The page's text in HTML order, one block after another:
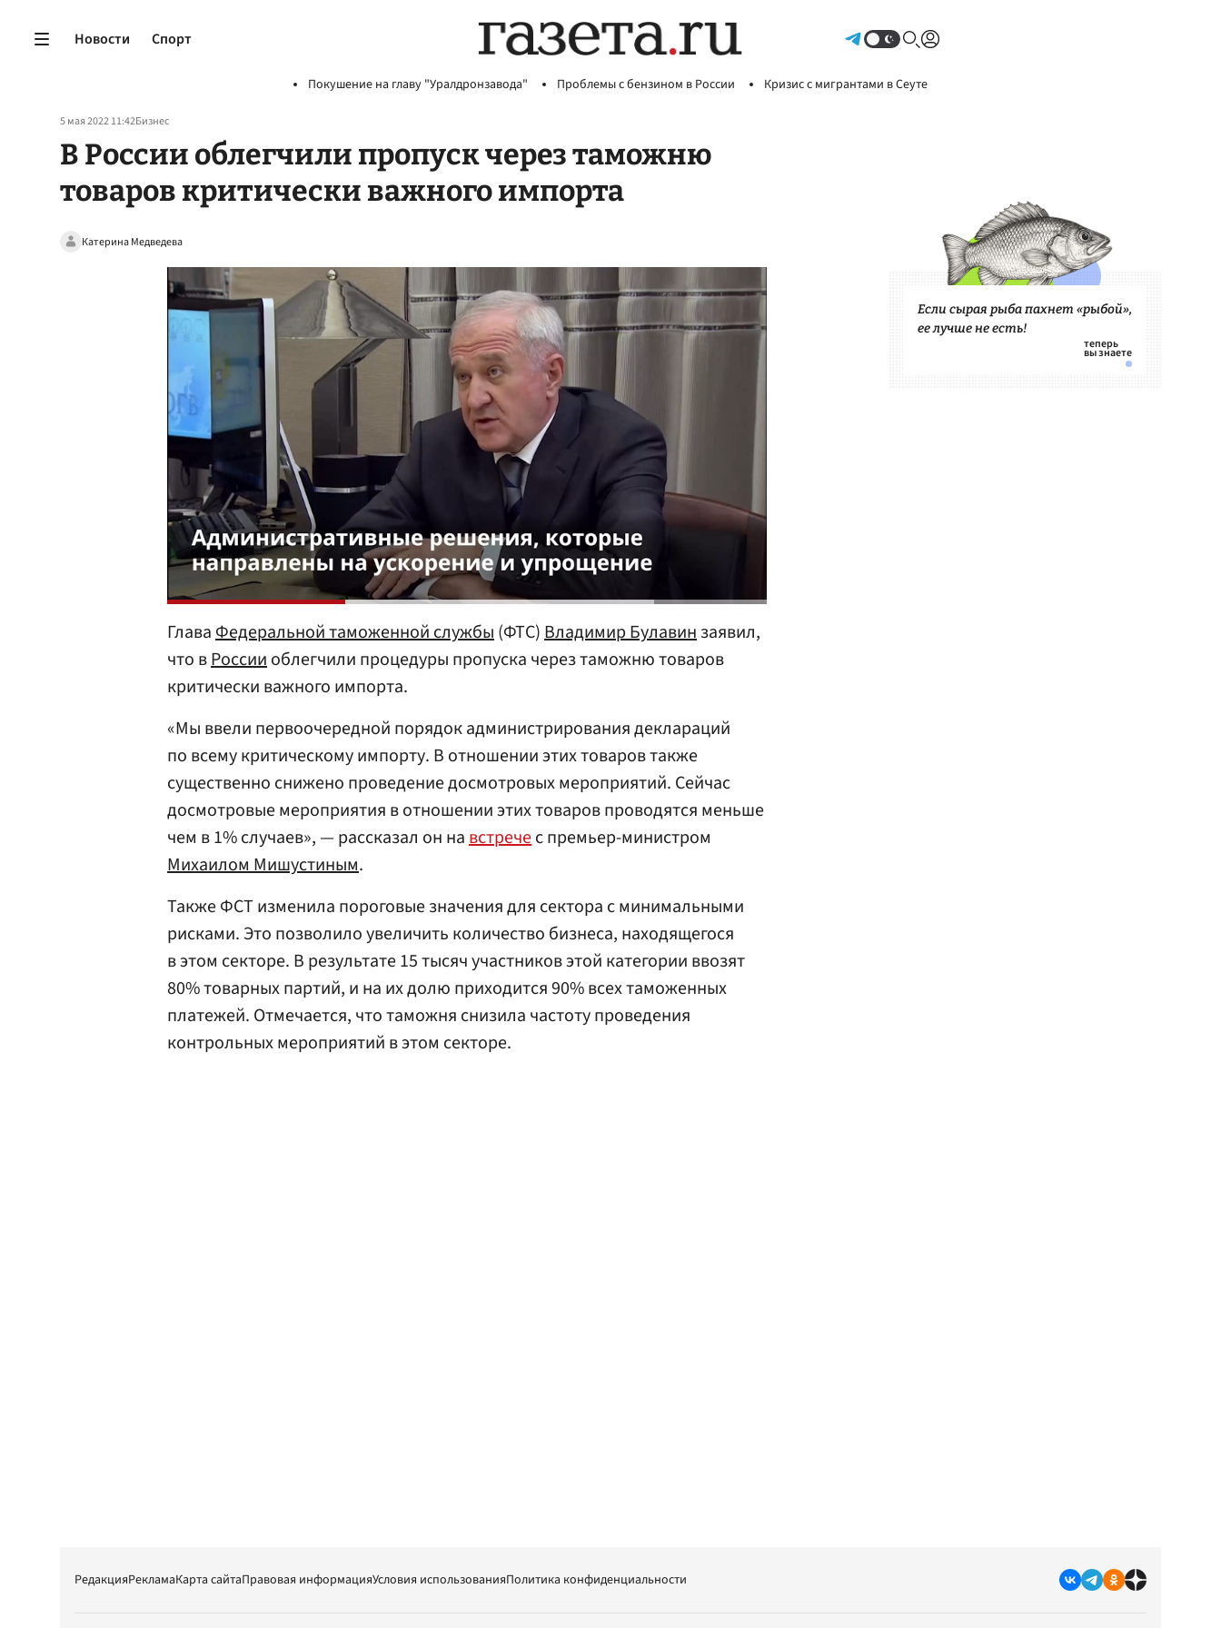
Новости Спорт
Покушение на главу "Уралдронзавода" Проблемы с бензином в России Кризис с мигрантами в Сеуте
5 мая 2022 11:42Бизнес
В России облегчили пропуск через таможню
товаров критически важного импорта
Катерина Медведева
ГлаваФедеральной таможенной службы(ФТС)Владимир Булавинзаявил,
что вРоссииоблегчили процедуры пропуска через таможню товаров
критически важного импорта.
«Мы ввели первоочередной порядок администрирования деклараций
по всему критическому импорту. В отношении этих товаров также
существенно снижено проведение досмотровых мероприятий. Сейчас
досмотровые мероприятия в отношении этих товаров проводятся меньше
чем в 1% случаев», — рассказал он навстречес премьер-министром
Михаилом Мишустиным.
Также ФСТ изменила пороговые значения для сектора с минимальными
рисками. Это позволило увеличить количество бизнеса, находящегося
в этом секторе. В результате 15 тысяч участников этой категории ввозят
80% товарных партий, и на их долю приходится 90% всех таможенных
платежей. Отмечается, что таможня снизила частоту проведения
контрольных мероприятий в этом секторе.
Если сырая рыба пахнет «рыбой»,
ее лучше не есть!
РедакцияРекламаКарта сайтаПравовая информацияУсловия использованияПолитика конфиденциальности